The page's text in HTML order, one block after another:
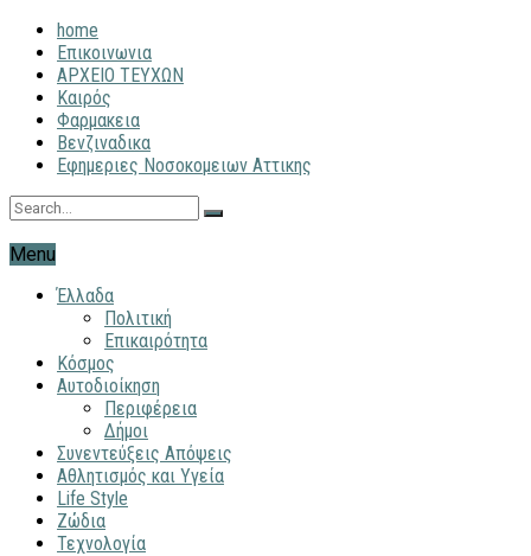
home
Επικοινωνια
ΑΡΧΕΙΟ ΤΕΥΧΩΝ
Καιρός
Φαρμακεια
Βενζιναδικα
Εφημεριες Νοσοκομειων Αττικης
Menu
Έλλαδα
Πολιτική
Επικαιρότητα
Κόσμος
Αυτοδιοίκηση
Περιφέρεια
Δήμοι
Συνεντεύξεις Απόψεις
Αθλητισμός και Υγεία
Life Style
Ζώδια
Τεχνολογία